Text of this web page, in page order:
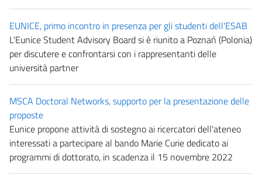
EUNICE, primo incontro in presenza per gli studenti dell'ESAB
L'Eunice Student Advisory Board si è riunito a Poznań (Polonia)
per discutere e confrontarsi con i rappresentanti delle
università partner
MSCA Doctoral Networks, supporto per la presentazione delle
proposte
Eunice propone attività di sostegno ai ricercatori dell'ateneo
interessati a partecipare al bando Marie Curie dedicato ai
programmi di dottorato, in scadenza il 15 novembre 2022